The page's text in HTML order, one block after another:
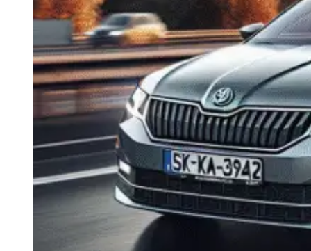
Navigație Ford Focus 1
Navigație Ford Focus 2
Navigație Ford Focus MK3
Navigație Ford Mondeo MK3
Navigație Ford Mondeo MK4
Navigație Ford Transit
Mercedes
Navigație Mercedes C Class W203
Navigație Mercedes C Class W204
Navigație Mercedes W203
Navigație Mercedes W204
Navigație Mercedes W211
Navigație Mercedes Sprinter
Passat
Navigație Passat B5
Navigație Passat B5 5
Navigație Passat B6
Navigație Passat B7
Navigație Passat B8
Navigație Passat CC